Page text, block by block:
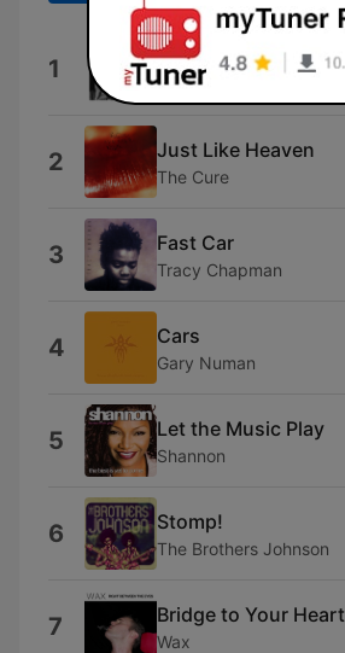
1 You Win Again
Bee Gees
2 Just Like Heaven
The Cure
3 Fast Car
Tracy Chapman
4 Cars
Gary Numan
5 Let the Music Play
Shannon
6 Stomp!
The Brothers Johnson
7 Bridge to Your Heart
Wax